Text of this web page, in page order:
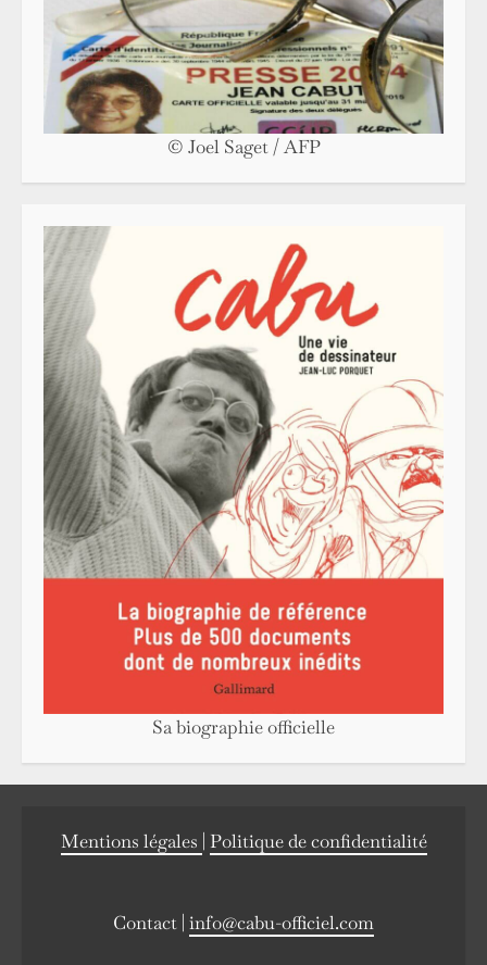
© Joel Saget / AFP
Sa biographie officielle
Mentions légales Politique de confidentialité
Contact | info@cabu-officiel.com